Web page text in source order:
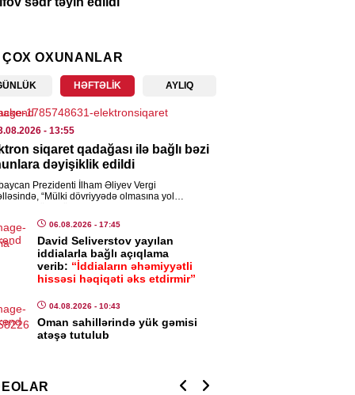
Malayziyadakı və
səfirləri geri çağırıldı
Nağdəliyev səfir təyin edildi
vəsiqəsinə görə 20 manatlıq
ləğv edildi
- 13:16
tutuldu
OXUNANLAR
HƏFTƏLIK AYLIQ
- 13:55
siqaret qadağası ilə bağlı bəzi
dəyişiklik edildi
Prezidenti İlham Əliyev Vergi
“Mülki dövriyyədə olmasına yol
haqqında” və “Qida təhlükəsizliyi […]
06.08.2026 - 17:45
David Seliverstov yayılan
iddialarla bağlı açıqlama
verib: “İddiaların əhəmiyyətli
hissəsi həqiqəti əks etdirmir”
04.08.2026 - 10:43
Oman sahillərində yük gəmisi
atəşə tutulub